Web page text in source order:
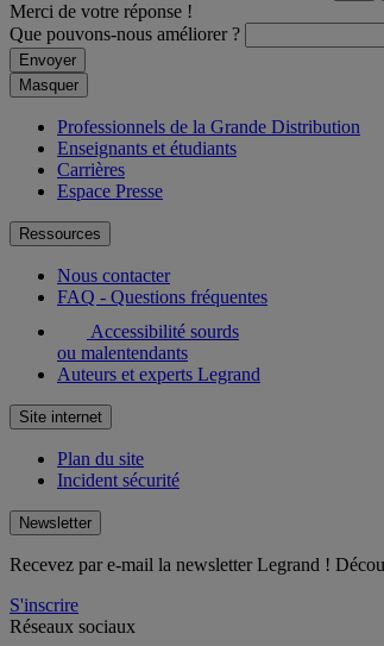
Merci de votre réponse !
Que pouvons-nous améliorer ?
Envoyer
Masquer
Professionnels de la Grande Distribution
Enseignants et étudiants
Carrières
Espace Presse
Ressources
Nous contacter
FAQ - Questions fréquentes
Accessibilité sourds
ou malentendants
Auteurs et experts Legrand
Site internet
Plan du site
Incident sécurité
Newsletter
Recevez par e-mail la newsletter Legrand !
S'inscrire
Réseaux sociaux